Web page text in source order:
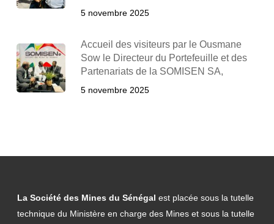
5 novembre 2025
Accueil des visiteurs par le Ousmane
Sow le Directeur du Portefeuille et des
Partenariats de la SOMISEN SA,
5 novembre 2025
La Société des Mines du Sénégal est placée sous la tutelle
technique du Ministère en charge des Mines et sous la tutelle